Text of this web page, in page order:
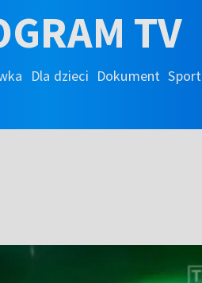
TV
Dla dzieci Dokument Sport